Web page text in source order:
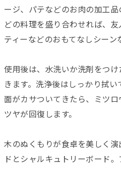
ージ、パテなどのお肉の加工
どの料理を盛り合わせれば、
ティーなどのおもてなしシーン
使用後は、水洗いか洗剤をつ
きます。洗浄後はしっかり拭
面がカサついてきたら、ミツ
ツヤが回復します。
木のぬくもりが食卓を美しく
ドとシャルキュトリーボード